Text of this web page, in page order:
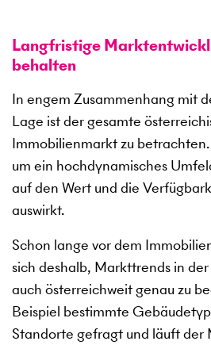
Langfristige
behalten
In engem Zusammenhang mit
Lage ist der gesamte
Immobilienmarkt zu
um ein hochdynamisches
auf den Wert und die
auswirkt.
Schon lange vor dem
sich deshalb, Markttrends in
auch österreichweit genau zu
Beispiel bestimmte
Standorte gefragt und läuft der